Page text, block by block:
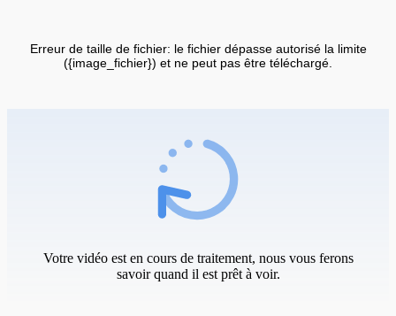
Erreur de taille de fichier: le fichier dépasse autorisé la limite
({image_fichier}) et ne peut pas être téléchargé.
Votre vidéo est en cours de traitement, nous vous ferons
savoir quand il est prêt à voir.